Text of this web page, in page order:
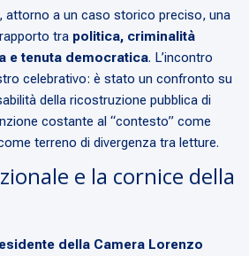
attorno a un caso storico preciso, una
tra politica, criminalità
e tenuta democratica. L’incontro
celebrativo: è stato un confronto su
della ricostruzione pubblica di
costante al “contesto” come
terreno di divergenza tra letture.
e la cornice della
della Camera Lorenzo